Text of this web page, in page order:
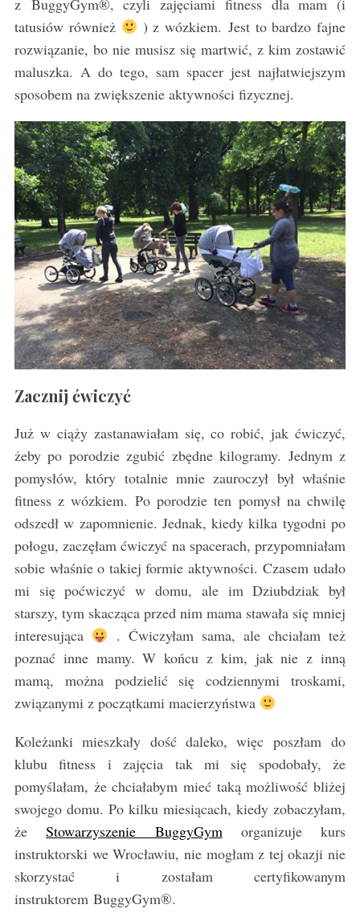
tatusiów również
) z wózkiem. Jest to bardzo fajne
rozwiązanie, bo nie musisz się martwić, z kim zostawić
maluszka. A do tego, sam spacer jest najłatwiejszym
sposobem na zwiększenie aktywności fizycznej.
Zacznij ćwiczyć
Już w ciąży zastanawiałam się, co robić, jak ćwiczyć,
żeby po porodzie zgubić zbędne kilogramy. Jednym z
pomysłów, który totalnie mnie zauroczył był właśnie
fitness z wózkiem. Po porodzie ten pomysł na chwilę
odszedł w zapomnienie. Jednak, kiedy kilka tygodni po
połogu, zaczęłam ćwiczyć na spacerach, przypomniałam
sobie właśnie o takiej formie aktywności. Czasem udało
mi się poćwiczyć w domu, ale im Dziubdziak był
starszy, tym skacząca przed nim mama stawała się mniej
interesująca
. Ćwiczyłam sama, ale chciałam też
poznać inne mamy. W końcu z kim, jak nie z inną
mamą, można podzielić się codziennymi troskami,
związanymi z początkami macierzyństwa
Koleżanki mieszkały dość daleko, więc poszłam do
klubu fitness i zajęcia tak mi się spodobały, że
pomyślałam, że chciałabym mieć taką możliwość bliżej
swojego domu. Po kilku miesiącach, kiedy zobaczyłam,
żeStowarzyszenie BuggyGymorganizuje kurs
instruktorski we Wrocławiu, nie mogłam z tej okazji nie
skorzystać i zostałam certyfikowanym
instruktorem BuggyGym®.